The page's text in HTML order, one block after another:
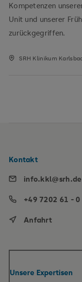
Kompetenzen
Unit und unserer
zurückgegriffen.
SRH Klinikum
Unsere Expertisen
Kontakt
info.kkl@srh.de
+49 7202 61 - 0
Anfahrt